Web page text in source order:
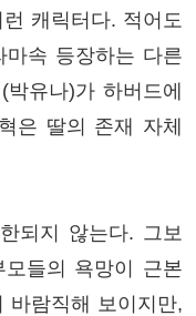
캐릭터다. 적어도
마속 등장하는 다른
유나)가 하버드에
은 딸의 존재 자체
되지 않는다. 그보
들의 욕망이 근본
바람직해 보이지만,